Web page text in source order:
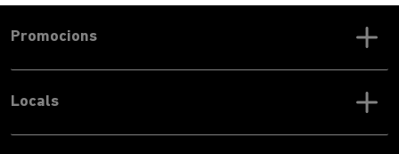
Promocions
Locals